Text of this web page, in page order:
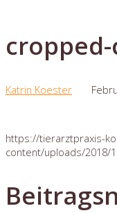
Katrin Koester
https://tierarztpraxis-
content/uploads/2018/